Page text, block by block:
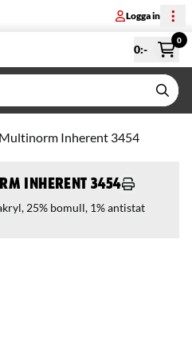
Logga in
0:-
0
Inherent 3454
Inherent 3454
25% bomull, 1% antistat